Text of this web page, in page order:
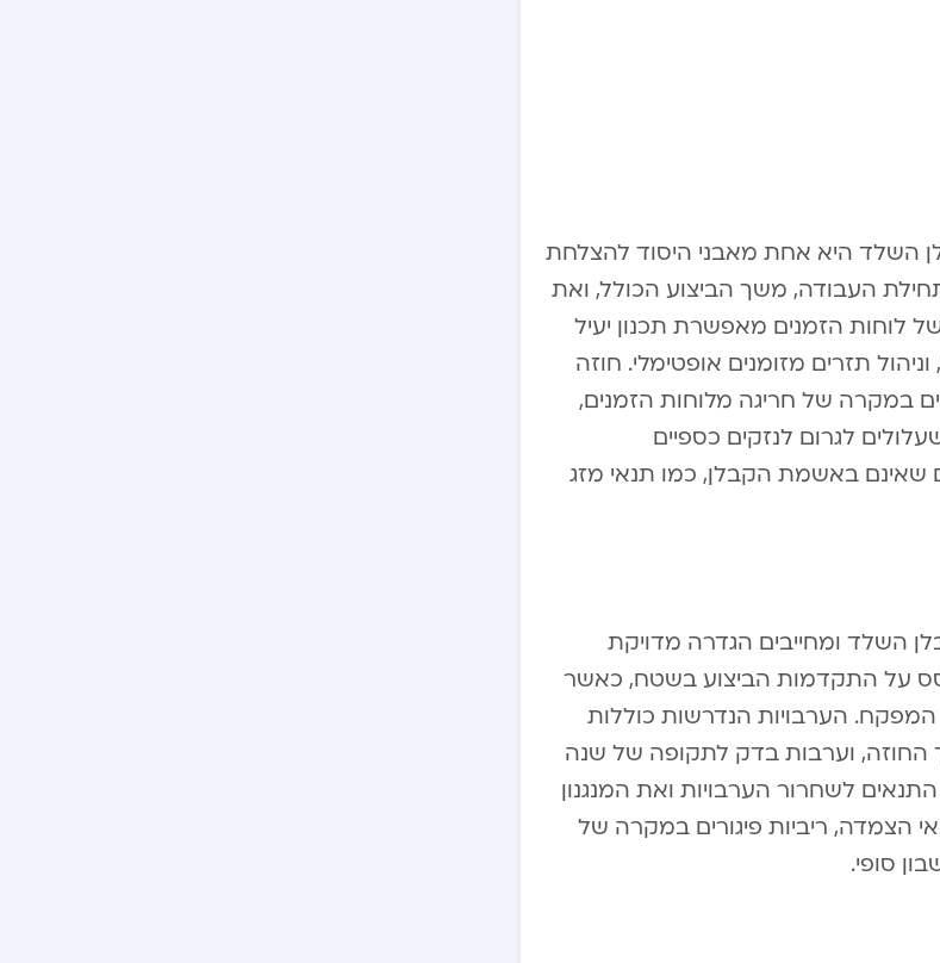
השלד היא אחת מאבני היסוד להצלחת
העבודה, משך הביצוע הכולל, ואת
לוחות הזמנים מאפשרת תכנון יעיל
תזרים מזומנים אופטימלי. חוזה
במקרה של חריגה מלוחות הזמנים,
לגרום לנזקים כספיים
שאינם באשמת הקבלן, כמו תנאי מזג
השלד ומחייבים הגדרה מדויקת
על התקדמות הביצוע בשטח, כאשר
הערבויות הנדרשות כוללות
בשיעור של 5-10 אחוזים מערך החוזה, וערבות בדק לתקופה של שנה
לשחרור הערבויות ואת המנגנון
הצמדה, ריביות פיגורים במקרה של
סופי.